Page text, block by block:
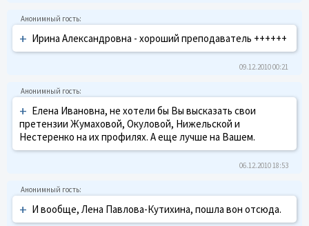
+ Ирина Александровна - хороший преподаватель ++++++
09.12.2010 00:21
+ Елена Ивановна, не хотели бы Вы высказать свои
претензии Жумаховой, Окуловой, Нижельской и
Нестеренко на их профилях. А еще лучше на Вашем.
06.12.2010 18:53
+ И вообще, Лена Павлова-Кутихина, пошла вон отсюда.